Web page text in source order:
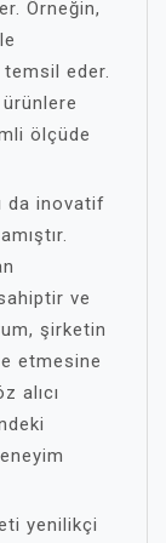
Örneğin,
eder.
ölçüde
da inovatif
ve
şirketin
etmesine
alıcı
yenilikçi